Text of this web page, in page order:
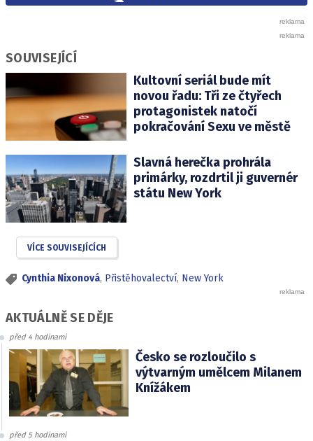
SOUVISEJÍCÍ
Kultovní seriál bude mít
novou řadu: Tři ze čtyřech
protagonistek natočí
pokračování Sexu ve městě
Slavná herečka prohrála
primárky, rozdrtil ji guvernér
státu New York
VÍCE SOUVISEJÍCÍCH
Cynthia Nixonová, Přistěhovalectví, New York
AKTUÁLNĚ SE DĚJE
před 4 hodinami
Česko se rozloučilo s
výtvarným umělcem Milanem
Knížákem
před 5 hodinami